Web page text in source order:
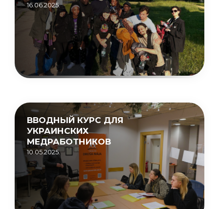
16.06.2025.
ВВОДНЫЙ КУРС ДЛЯ
УКРАИНСКИХ
МЕДРАБОТНИКОВ
10.05.2025.